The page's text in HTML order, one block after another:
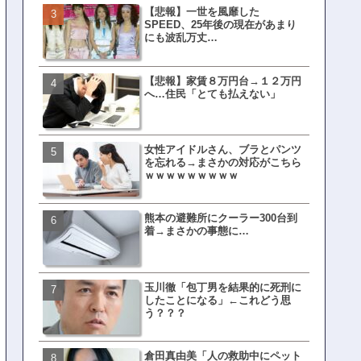
【悲報】一世を風靡した
SPEED、25年後の現在があまり
にも波乱万丈…
【悲報】家賃８万円台→１２万円
へ…住民「とても払えない」
女性アイドルさん、ブラとパンツ
を忘れる→まさかの対応がこちら
ｗｗｗｗｗｗｗｗｗ
熊本の避難所にクーラー300台到
着→まさかの事態に…
玉川徹「包丁男を結果的に死刑に
したことになる」←これどう思
う？？？
倉田真由美「人の救助中にペット
皇族確保策、天皇陛下の一
界ピリつくｗｗｗ
文春、沖縄問題の"触れては
ない話"を暴露してしまうｗ
ランサムウェア攻撃を受け
レイ、わずか10日で復旧し
がこちら
福岡テレビ局にとんでもな
アナが入社してしまうｗｗｗ
【衝撃】三笘が事故った時
てた車ってさ…←これw w
有吉「うまくても絶対に行